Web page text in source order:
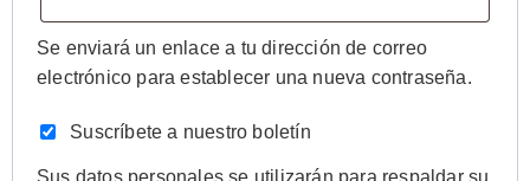
Se enviará un enlace a tu dirección de correo
electrónico para establecer una nueva contraseña.
Suscríbete a nuestro boletín
Sus datos personales se utilizarán para respaldar su